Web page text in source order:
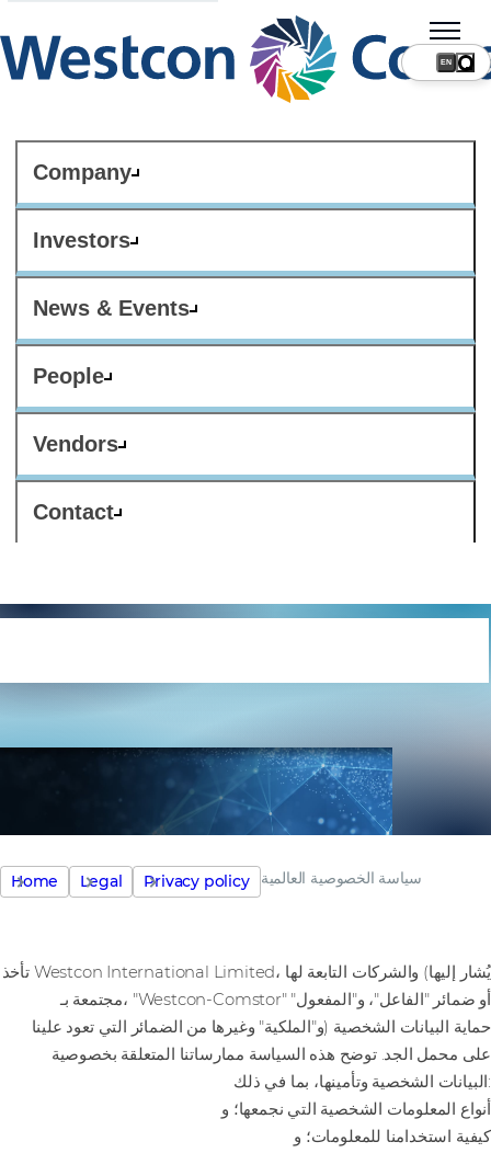
Company
Investors
News & Events
People
Vendors
Contact
Home Legal Privacy policy سياسة الخصوصية العالمية
تأخذ Westcon International Limited، والشركات التابعة لها (يُشار إليها
مجتمعة بـ، "Westcon-Comstor" أو ضمائر "الفاعل"، و"المفعول"
و"الملكية" وغيرها من الضمائر التي تعود علينا) حماية البيانات الشخصية
على محمل الجد. توضح هذه السياسة ممارساتنا المتعلقة بخصوصية
البيانات الشخصية وتأمينها، بما في ذلك:
أنواع المعلومات الشخصية التي نجمعها؛ و
كيفية استخدامنا للمعلومات؛ و